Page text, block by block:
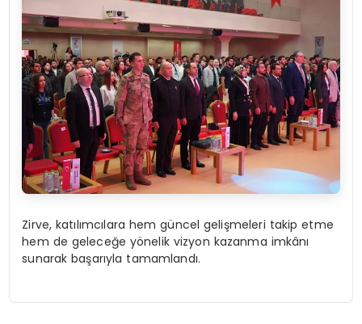
Zirve, katılımcılara hem güncel gelişmeleri takip etme
hem de geleceğe yönelik vizyon kazanma imkânı
sunarak başarıyla tamamlandı.